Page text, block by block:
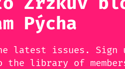
Pýcha
latest issues. Sign
the library of